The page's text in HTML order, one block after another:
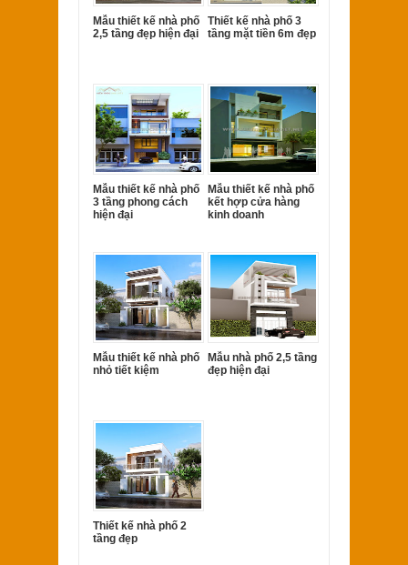
Mẫu thiết kế nhà phố
2,5 tầng đẹp hiện đại
Thiết kế nhà phố 3
tầng mặt tiền 6m đẹp
Mẫu thiết kế nhà phố
3 tầng phong cách
hiện đại
Mẫu thiết kế nhà phố
kết hợp cửa hàng
kinh doanh
Mẫu thiết kế nhà phố
nhỏ tiết kiệm
Mẫu nhà phố 2,5 tầng
đẹp hiện đại
Thiết kế nhà phố 2
tầng đẹp